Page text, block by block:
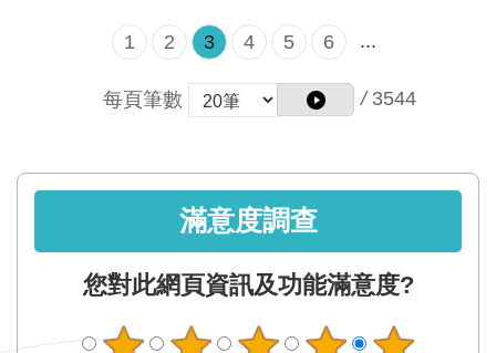
能
1 2 3 4 5 6 ...
每頁筆數 / 3544
滿意度調查
您對此網頁資訊及功能滿意度?